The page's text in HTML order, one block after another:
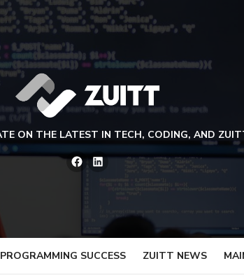
ON THE LATEST IN TECH, CODING, AND
Facebook
LinkedIn
PROGRAMMING SUCCESS ZUITT NEWS